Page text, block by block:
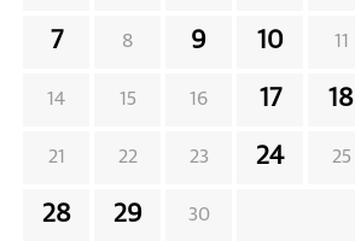
7 8 9 10 11
14 15 16 17 18
21 22 23 24 25
28 29 30